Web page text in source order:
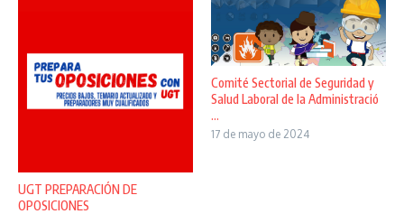
UGT PREPARACIÓN DE
OPOSICIONES
Comité Sectorial de Seguridad y
Salud Laboral de la Administració
...
17 de mayo de 2024